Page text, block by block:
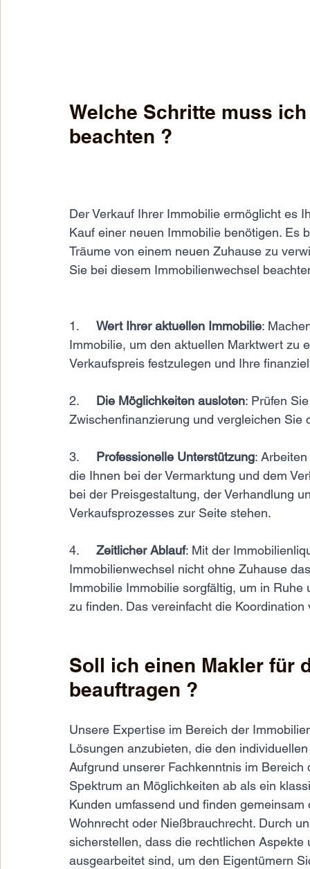
Welche Schritte muss
beachten ?
Der Verkauf Ihrer Immobilie ermöglicht es
Kauf einer neuen Immobilie benötigen. Es
Träume von einem neuen Zuhause zu
Sie bei diesem Immobilienwechsel
1. Wert Ihrer aktuellen Immobilie:
Immobilie, um den aktuellen Marktwert zu
Verkaufspreis festzulegen und Ihre
2. Die Möglichkeiten ausloten: Prüfen
Zwischenfinanzierung und vergleichen
3. Professionelle Unterstützung:
die Ihnen bei der Vermarktung und dem
bei der Preisgestaltung, der Verhandlung
Verkaufsprozesses zur Seite stehen.
4. Zeitlicher Ablauf: Mit der
Immobilienwechsel nicht ohne Zuhause
Immobilie Immobilie sorgfältig, um in
zu finden. Das vereinfacht die
Soll ich einen Makler für
beauftragen ?
Unsere Expertise im Bereich der
Lösungen anzubieten, die den
Aufgrund unserer Fachkenntnis im
Spektrum an Möglichkeiten ab als ein
Kunden umfassend und finden
Wohnrecht oder Nießbrauchrecht. Durch
sicherstellen, dass die rechtlichen
ausgearbeitet sind, um den Eigentümern